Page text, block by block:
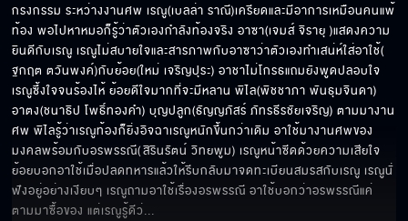
จุดจบของ "อาสี่"
ยกโทษให้พี่เถอะนะ
กรงกรรม ระหว่างงานศพ เรณู(เบลล่า ราณี)เครียดและมีอาการเหมือนคนแพ้
ท้อง พอไปหาหมอก็รู้ว่าตัวเองกำลังท้องจริง อาซา(เจมส์ จิรายุ )แสดงความ
ยินดีกับเรณู เรณูไม่สบายใจและสารภาพกับอาซาว่าตัวเองทำเสน่ห์ใส่อาใช้(
ฐกฤต ตวันพงค์)กับย้อย(ใหม่ เจริญปุระ) อาชาไม่โกรธแถมยังพูดปลอบใจ
เรณูซึ้งใจจนร้องไห้ ย้อยดีใจมากที่จะมีหลาน พิไล(พิชชาภา พันธุมจินดา)
อาตง(ชนาธิป โพธิ์ทองคำ) บุญปลูก(ธัญญภัสร์ ภัทรธีรชัยเจริญ) ตามมางาน
ศพ พิไลรู้ว่าเรณูท้องก็ยิ่งอิจฉาเรณูหนักขึ้นกว่าเดิม อาใช้มางานศพของ
มงคลพร้อมกับอรพรรณี(	สิรินรัตน์ วิทยพูม) เรณูหน้าซีดด้วยความเสียใจ
ย้อยบอกอาใช้เมื่อปลดทหารแล้วให้รีบกลับมาจดทะเบียนสมรสกับเรณู เรณูนั่
ฟังอยู่อย่างเงียบๆ เรณูถามอาใช้เรื่องอรพรรณี อาใช้บอกว่าอรพรรณีแค่
ตามมาซื้อของ แต่เรณูรู้ดีว่...